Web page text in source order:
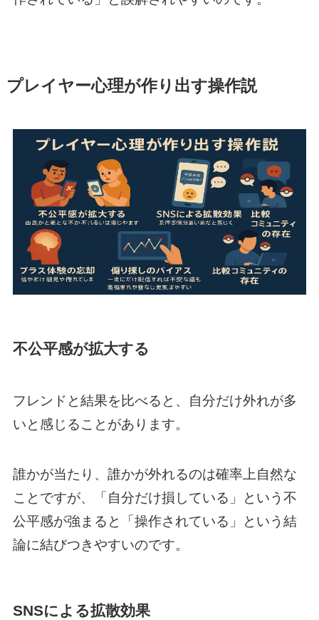
プレイヤー心理が作り出す操作説
不公平感が拡大する
フレンドと結果を比べると、自分だけ外れが多
いと感じることがあります。
誰かが当たり、誰かが外れるのは確率上自然な
ことですが、「自分だけ損している」という不
公平感が強まると「操作されている」という結
論に結びつきやすいのです。
SNSによる拡散効果